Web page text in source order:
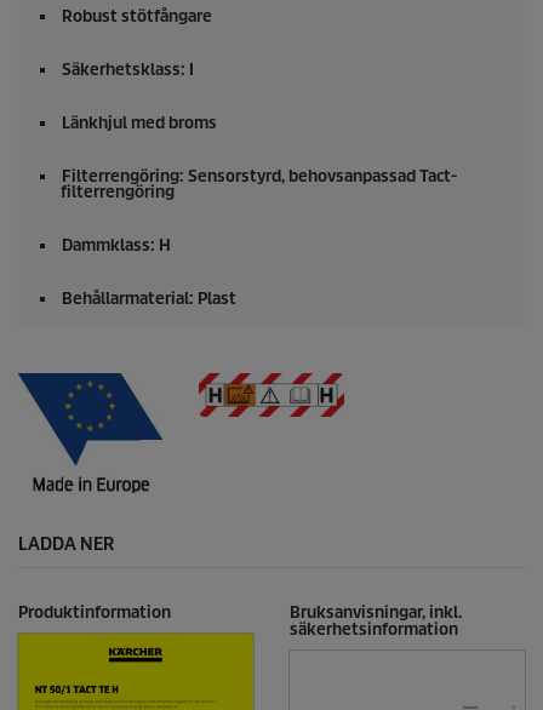
Robust stötfångare
Säkerhetsklass: I
Länkhjul med broms
Filterrengöring: Sensorstyrd, behovsanpassad Tact-
filterrengöring
Dammklass: H
Behållarmaterial: Plast
LADDA NER
Produktinformation
Bruksanvisningar, inkl.
säkerhetsinformation